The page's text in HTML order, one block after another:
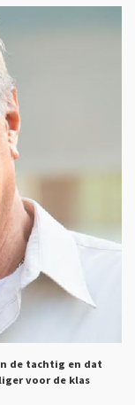
de tachtig en dat
voor de klas